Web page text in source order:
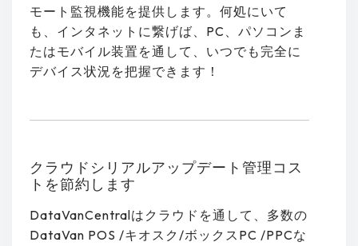
モート監視機能を提供します。何処にいて
も、インタネットに繋げば、PC、パソコンま
たはモバイル装置を通して、いつでも完全に
デバイス状況を把握できます！
クラウドシリアルアップデート管理コス
トを節約します
DataVanCentralはクラウドを通して、多数の
DataVan POS /キオスク/ボックスPC /PPCな